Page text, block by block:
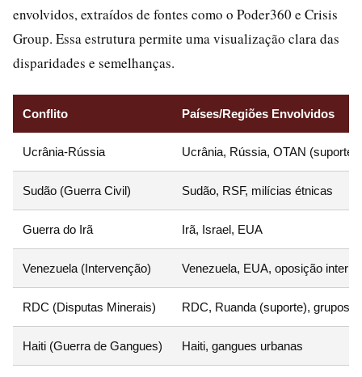
envolvidos, extraídos de fontes como o Poder360 e Crisis
Group. Essa estrutura permite uma visualização clara das
disparidades e semelhanças.
Conflito Países/Regiões Envolvidos
Ucrânia-Rússia Ucrânia, Rússia, OTAN (suporte)
Sudão (Guerra Civil) Sudão, RSF, milícias étnicas
Guerra do Irã Irã, Israel, EUA
Venezuela (Intervenção) Venezuela, EUA, oposição interna
RDC (Disputas Minerais) RDC, Ruanda (suporte), grupos
Haiti (Guerra de Gangues) Haiti, gangues urbanas